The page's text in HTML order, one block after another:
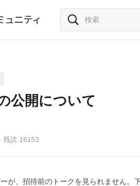
公開について
既読 16153
が、招待前のトークを見られません。